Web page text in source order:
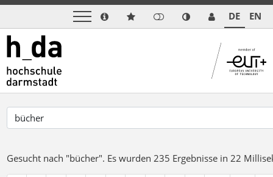
DE EN
Gesucht nach "bücher". Es wurden 235 Ergebnisse in 22